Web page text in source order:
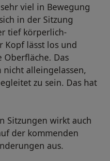
viel in Bewegung
in der Sitzung
tief körperlich-
Kopf lässt los und
Oberfläche. Das
alleingelassen,
zu sein. Das hat
Sitzungen wirkt auch
der kommenden
aus.